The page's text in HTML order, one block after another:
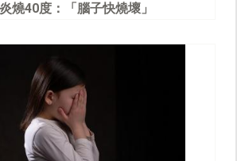
燒40度：「腦子快燒壞」